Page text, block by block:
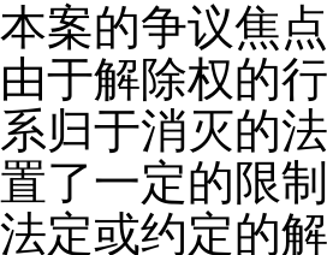
本案的争议焦
由于解除权的
系归于消灭的
置了一定的限
法定或约定的